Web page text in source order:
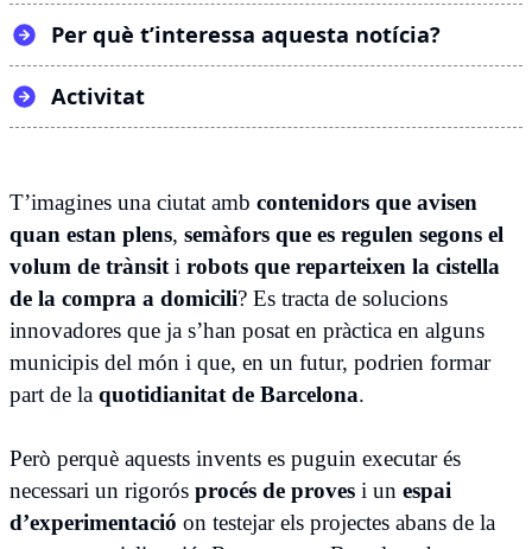
Per què t’interessa aquesta notícia?
Activitat
T’imagines una ciutat amb contenidors que avisen
quan estan plens, semàfors que es regulen segons el
volum de trànsit i robots que reparteixen la cistella
de la compra a domicili? Es tracta de solucions
innovadores que ja s’han posat en pràctica en alguns
municipis del món i que, en un futur, podrien formar
part de la quotidianitat de Barcelona.
Però perquè aquests invents es puguin executar és
necessari un rigorós procés de proves i un espai
d’experimentació on testejar els projectes abans de la